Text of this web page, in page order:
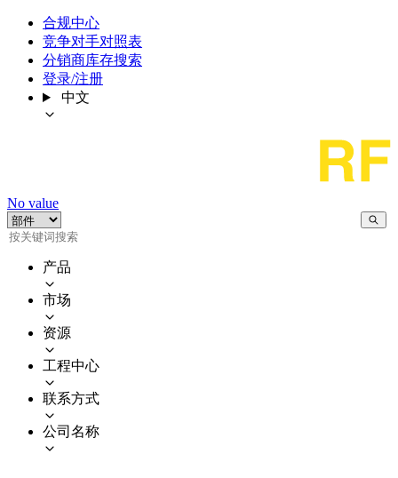
合规中心
竞争对手对照表
分销商库存搜索
登录/注册
中文
No value
产品
市场
资源
工程中心
联系方式
公司名称